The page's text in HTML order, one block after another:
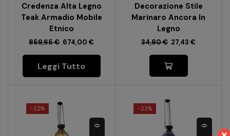
Credenza Alta Legno
Teak Armadio Mobile
Etnico
859,65€ 674,00€
Leggi Tutto
Decorazione Stile
Marinaro Ancora In
Legno
34,80€ 27,43€
-22% -22%